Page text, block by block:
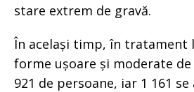
stare extrem de gravă.
În același timp, în tratament
forme ușoare și moderate de
921 de persoane, iar 1 161 se